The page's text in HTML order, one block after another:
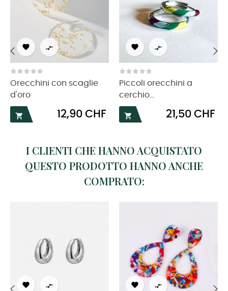
 
Orecchini con scaglie
d'oro

Prezzo
12,90 CHF
 
Piccoli orecchini a
cerchio...

Prezzo
21,50 CHF
‹
I CLIENTI CHE HANNO ACQUISTATO
QUESTO PRODOTTO HANNO ANCHE
COMPRATO:
   